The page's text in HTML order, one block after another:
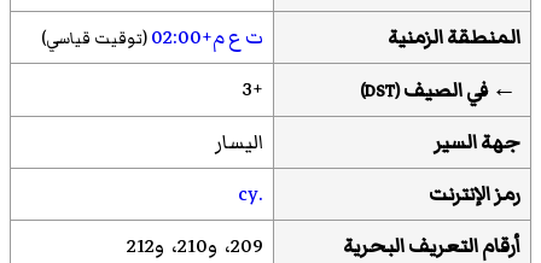
المنطقة الزمنية ت ع م+02:00 (توقيت قياسي)
← في الصيف(
DST
)
+3
جهة السير
اليسار
رمز الإنترنت
.cy
أرقام التعريف البحرية
209، و210، و212